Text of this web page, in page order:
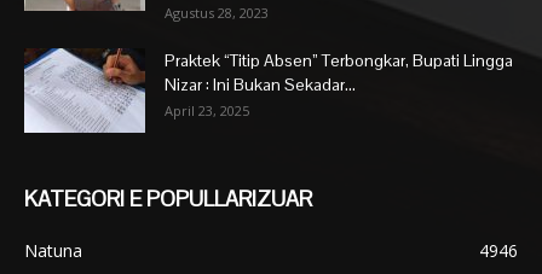
Agustus 28, 2023
Praktek “Titip Absen” Terbongkar, Bupati Lingga
Nizar : Ini Bukan Sekadar...
April 23, 2025
KATEGORI E POPULLARIZUAR
Natuna
4946